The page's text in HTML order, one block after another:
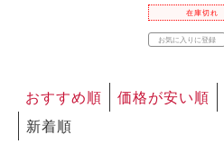
在庫切れ
お気に入りに登録
おすすめ順 価格が安い順
新着順